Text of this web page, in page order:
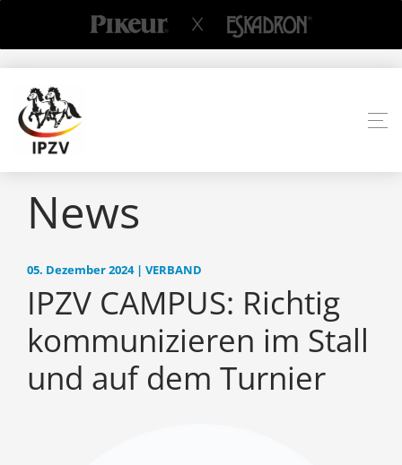
News
05. Dezember 2024 | VERBAND
IPZV CAMPUS: Richtig
kommunizieren im Stall
und auf dem Turnier